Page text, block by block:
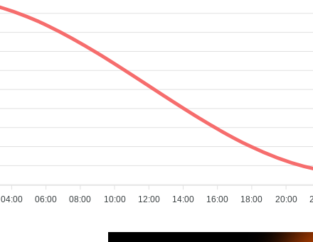
04:00 06:00 08:00 10:00 12:00 14:00 16:00 18:00 20:00